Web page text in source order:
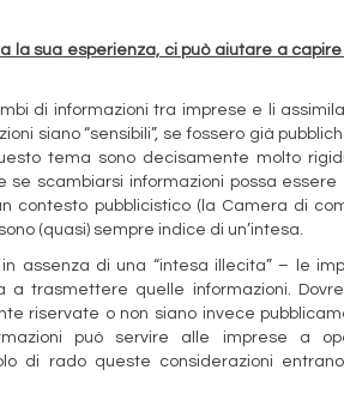
la sua esperienza, ci può aiutare a capire
di informazioni tra imprese e li
siano “sensibili”, se fossero già
tema sono decisamente molto
se scambiarsi informazioni possa
contesto pubblicistico (la Camera di
(quasi) sempre indice di un’intesa.
assenza di una “intesa illecita” – le
a trasmettere quelle informazioni.
riservate o non siano invece
può servire alle imprese a
di rado queste considerazioni